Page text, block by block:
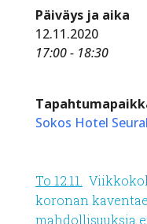
Päiväys ja aika
12.11.2020
17:00 - 18:30
Sokos Hotel
To 12.11.
koronan
mahdollisuuksia